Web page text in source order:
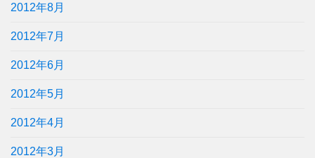
2012年8月
2012年7月
2012年6月
2012年5月
2012年4月
2012年3月